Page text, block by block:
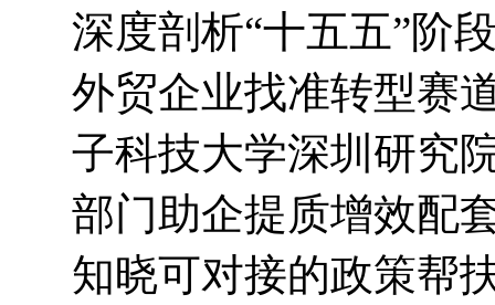
深度剖析“十五五”阶
外贸企业找准转型赛
子科技大学深圳研究
部门助企提质增效配
知晓可对接的政策帮